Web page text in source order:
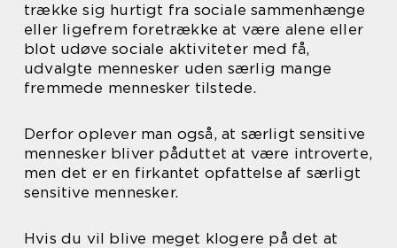
trække sig hurtigt fra sociale sammenhænge
eller ligefrem foretrække at være alene eller
blot udøve sociale aktiviteter med få,
udvalgte mennesker uden særlig mange
fremmede mennesker tilstede.
Derfor oplever man også, at særligt sensitive
mennesker bliver påduttet at være introverte,
men det er en firkantet opfattelse af særligt
sensitive mennesker.
Hvis du vil blive meget klogere på det at